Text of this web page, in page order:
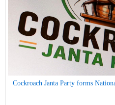
Cockroach Janta Party forms